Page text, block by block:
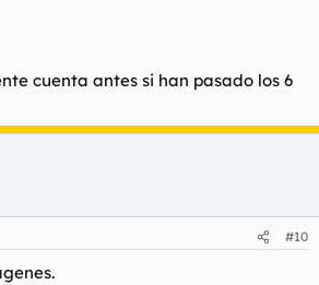
cuenta antes si han pasado los 6
#10